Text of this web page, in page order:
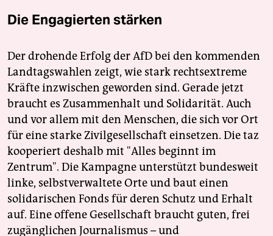
Die Engagierten stärken
Der drohende Erfolg der AfD bei den kommenden
Landtagswahlen zeigt, wie stark rechtsextreme
Kräfte inzwischen geworden sind. Gerade jetzt
braucht es Zusammenhalt und Solidarität. Auch
und vor allem mit den Menschen, die sich vor Ort
für eine starke Zivilgesellschaft einsetzen. Die taz
kooperiert deshalb mit "Alles beginnt im
Zentrum". Die Kampagne unterstützt bundesweit
linke, selbstverwaltete Orte und baut einen
solidarischen Fonds für deren Schutz und Erhalt
auf. Eine offene Gesellschaft braucht guten, frei
zugänglichen Journalismus – und